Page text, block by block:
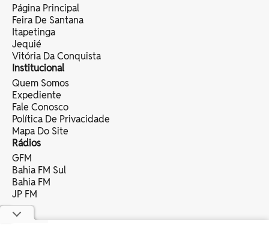
Página Principal
Feira De Santana
Itapetinga
Jequié
Vitória Da Conquista
Institucional
Quem Somos
Expediente
Fale Conosco
Política De Privacidade
Mapa Do Site
Rádios
GFM
Bahia FM Sul
Bahia FM
JP FM